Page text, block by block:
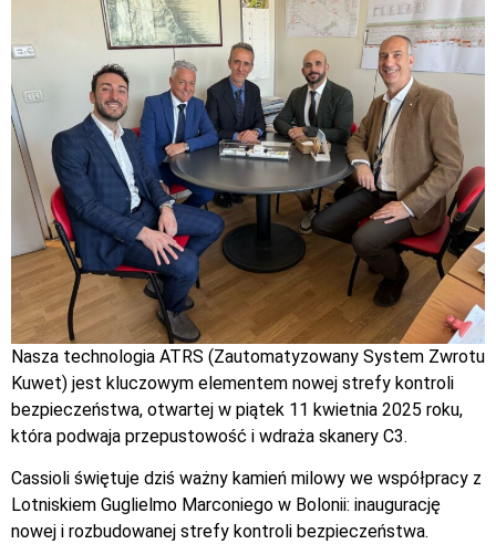
Nasza technologia ATRS (Zautomatyzowany System Zwrotu
Kuwet) jest kluczowym elementem nowej strefy kontroli
bezpieczeństwa, otwartej w piątek 11 kwietnia 2025 roku,
która podwaja przepustowość i wdraża skanery C3.
Cassioli świętuje dziś ważny kamień milowy we współpracy z
Lotniskiem Guglielmo Marconiego w Bolonii: inaugurację
nowej i rozbudowanej strefy kontroli bezpieczeństwa.